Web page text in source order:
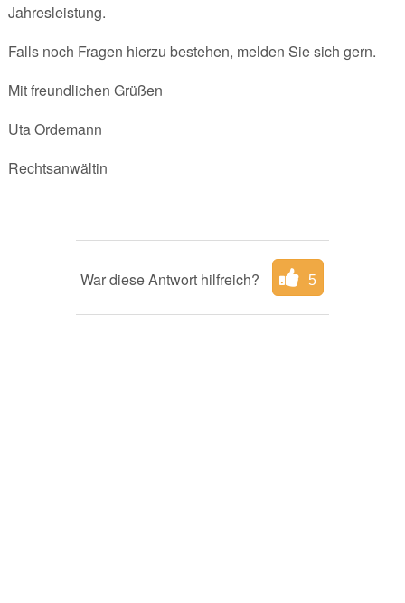
Jahresleistung.
Falls noch Fragen hierzu bestehen, melden Sie sich gern.
Mit freundlichen Grüßen
Uta Ordemann
Rechtsanwältin
War diese Antwort hilfreich? 5